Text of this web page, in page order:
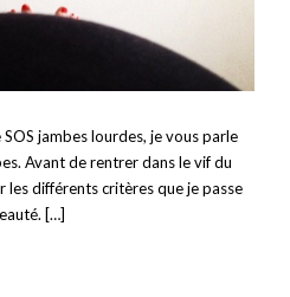
jambes lourdes, je vous parle
Avant de rentrer dans le vif du
les différents critères que je passe
[…]